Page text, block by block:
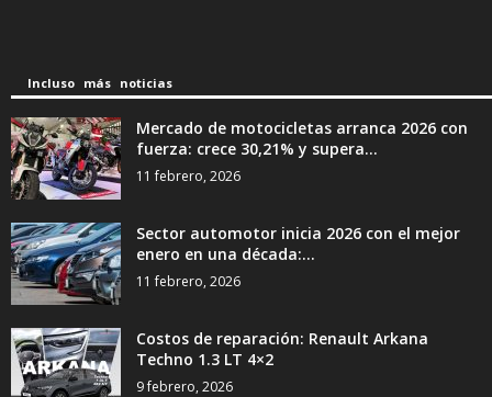
Incluso más noticias
Mercado de motocicletas arranca 2026 con
fuerza: crece 30,21% y supera...
11 febrero, 2026
Sector automotor inicia 2026 con el mejor
enero en una década:...
11 febrero, 2026
Costos de reparación: Renault Arkana
Techno 1.3 LT 4×2
9 febrero, 2026